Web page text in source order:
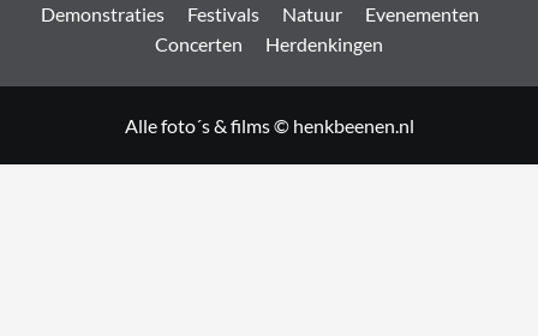
Demonstraties Festivals Natuur
Evenementen
Concerten
Herdenkingen
Alle foto´s & films © henkbeenen.nl